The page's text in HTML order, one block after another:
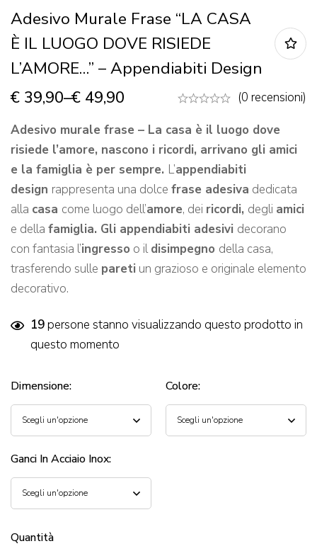
Adesivo Murale Frase “LA CASA
È IL LUOGO DOVE RISIEDE
L’AMORE…” – Appendiabiti Design
€ 39,90–€ 49,90
(0 recensioni)
Adesivo murale frase – La casa è il luogo dove
risiede l’amore, nascono i ricordi, arrivano gli amici
e la famiglia è per sempre. L’appendiabiti
design rappresenta una dolce frase adesiva dedicata
alla casa come luogo dell’amore, dei ricordi, degli amici
e della famiglia. Gli appendiabiti adesivi decorano
con fantasia l’ingresso o ildisimpegno della casa,
trasferendo sulle pareti un grazioso e originale elemento
decorativo.
19persone stanno visualizzando questo prodotto in
questo momento
Dimensione: Colore:
Ganci In Acciaio Inox:
Quantità